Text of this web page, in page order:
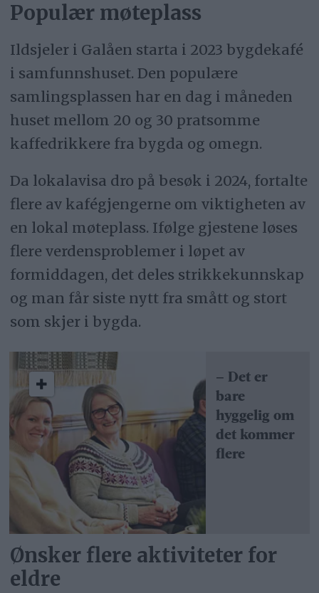
Populær møteplass
Ildsjeler i Galåen starta i 2023 bygdekafé
i samfunnshuset. Den populære
samlingsplassen har en dag i måneden
huset mellom 20 og 30 pratsomme
kaffedrikkere fra bygda og omegn.
Da lokalavisa dro på besøk i 2024, fortalte
flere av kafégjengerne om viktigheten av
en lokal møteplass. Ifølge gjestene løses
flere verdensproblemer i løpet av
formiddagen, det deles strikkekunnskap
og man får siste nytt fra smått og stort
som skjer i bygda.
– Det er
bare
hyggelig om
det kommer
flere
Ønsker flere aktiviteter for
eldre